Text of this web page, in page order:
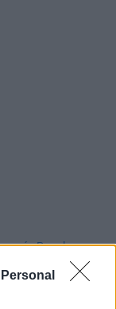
más Populares »